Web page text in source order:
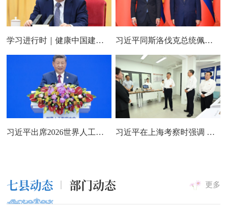
学习进行时｜健康中国建设，习近平总书记指明科学方法论 习近平同斯洛伐克总统佩列格里尼会谈
习近平出席2026世界人工智能大会暨人工智能全球治理高级别会议开幕式并发表主旨讲话 习近平在上海考察时强调 全面践行人民城市理念 高质量推进城市更新
七县动态 部门动态 更多